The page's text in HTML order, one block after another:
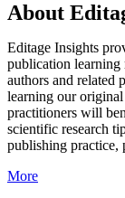
About
Editage Insights
publication learning
authors and related
learning our original
practitioners will
scientific research
publishing practice,
More